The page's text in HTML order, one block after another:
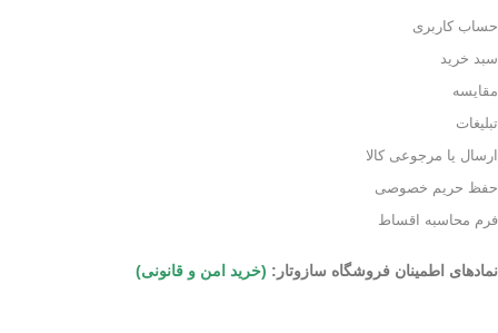
حساب کاربری
سبد خرید
مقایسه
تبلیغات
ارسال یا مرجوعی کالا
حفظ حریم خصوصی
فرم محاسبه اقساط
نمادهای اطمینان فروشگاه سازوتار: (خرید امن و قانونی)